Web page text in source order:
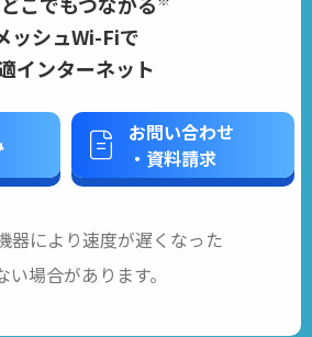
ッシュWi-Fiで
インターネット
お問い合わせ
・資料請求
器により速度が遅くなった
い場合があります。